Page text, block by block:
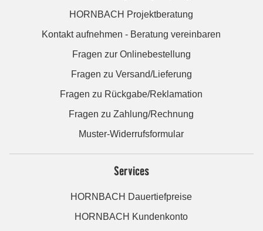
HORNBACH Projektberatung
Kontakt aufnehmen - Beratung vereinbaren
Fragen zur Onlinebestellung
Fragen zu Versand/Lieferung
Fragen zu Rückgabe/Reklamation
Fragen zu Zahlung/Rechnung
Muster-Widerrufsformular
Services
HORNBACH Dauertiefpreise
HORNBACH Kundenkonto